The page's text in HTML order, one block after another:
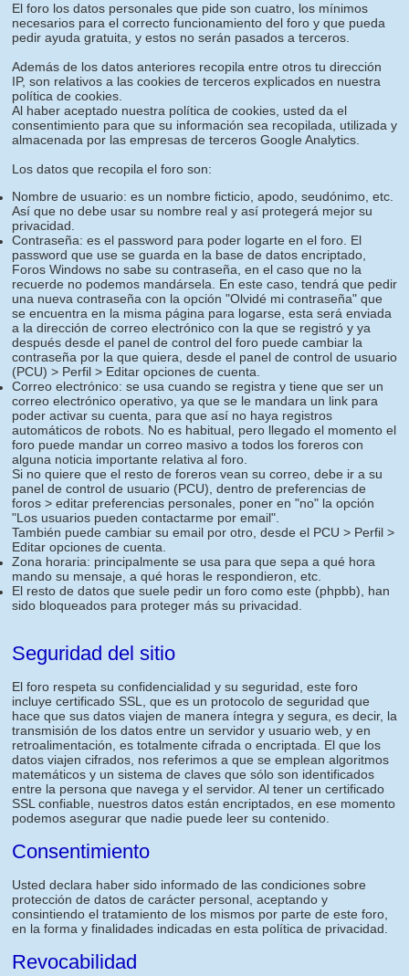
El foro los datos personales que pide son cuatro, los mínimos
necesarios para el correcto funcionamiento del foro y que pueda
pedir ayuda gratuita, y estos no serán pasados a terceros.
Además de los datos anteriores recopila entre otros tu dirección
IP, son relativos a las cookies de terceros explicados en nuestra
política de cookies.
Al haber aceptado nuestra política de cookies, usted da el
consentimiento para que su información sea recopilada, utilizada y
almacenada por las empresas de terceros Google Analytics.
Los datos que recopila el foro son:
Nombre de usuario: es un nombre ficticio, apodo, seudónimo, etc.
Así que no debe usar su nombre real y así protegerá mejor su
privacidad.
Contraseña: es el password para poder logarte en el foro. El
password que use se guarda en la base de datos encriptado,
Foros Windows no sabe su contraseña, en el caso que no la
recuerde no podemos mandársela. En este caso, tendrá que pedir
una nueva contraseña con la opción "Olvidé mi contraseña" que
se encuentra en la misma página para logarse, esta será enviada
a la dirección de correo electrónico con la que se registró y ya
después desde el panel de control del foro puede cambiar la
contraseña por la que quiera, desde el panel de control de usuario
(PCU) > Perfil > Editar opciones de cuenta.
Correo electrónico: se usa cuando se registra y tiene que ser un
correo electrónico operativo, ya que se le mandara un link para
poder activar su cuenta, para que así no haya registros
automáticos de robots. No es habitual, pero llegado el momento el
foro puede mandar un correo masivo a todos los foreros con
alguna noticia importante relativa al foro.
Si no quiere que el resto de foreros vean su correo, debe ir a su
panel de control de usuario (PCU), dentro de preferencias de
foros > editar preferencias personales, poner en "no" la opción
"Los usuarios pueden contactarme por email".
También puede cambiar su email por otro, desde el PCU > Perfil >
Editar opciones de cuenta.
Zona horaria: principalmente se usa para que sepa a qué hora
mando su mensaje, a qué horas le respondieron, etc.
El resto de datos que suele pedir un foro como este (phpbb), han
sido bloqueados para proteger más su privacidad.
Seguridad del sitio
El foro respeta su confidencialidad y su seguridad, este foro
incluye certificado SSL, que es un protocolo de seguridad que
hace que sus datos viajen de manera íntegra y segura, es decir, la
transmisión de los datos entre un servidor y usuario web, y en
retroalimentación, es totalmente cifrada o encriptada. El que los
datos viajen cifrados, nos referimos a que se emplean algoritmos
matemáticos y un sistema de claves que sólo son identificados
entre la persona que navega y el servidor. Al tener un certificado
SSL confiable, nuestros datos están encriptados, en ese momento
podemos asegurar que nadie puede leer su contenido.
Consentimiento
Usted declara haber sido informado de las condiciones sobre
protección de datos de carácter personal, aceptando y
consintiendo el tratamiento de los mismos por parte de este foro,
en la forma y finalidades indicadas en esta política de privacidad.
Revocabilidad